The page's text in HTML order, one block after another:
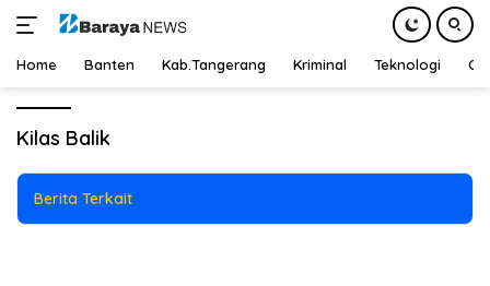
konten
Home Banten Kab.Tangerang Kriminal Teknologi
Kilas Balik
Kilas Balik MU vs Twente :Mees
Bendung Setan Merah
Berita Terkait